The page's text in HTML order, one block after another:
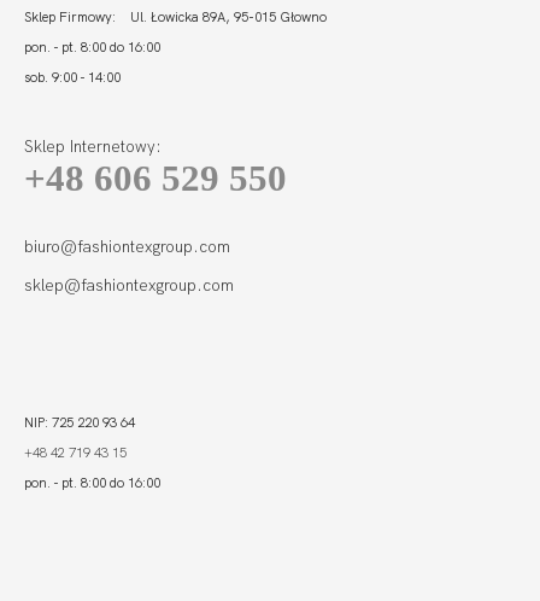
BEACH FIGI
Sklep Firmowy: Ul. Łowicka 89A, 95-015 Głowno
pon. - pt. 8:00 do 16:00
sob. 9:00 - 14:00
Sklep Internetowy:
+48 606 529 550
biuro@fashiontexgroup.com
sklep@fashiontexgroup.com
NIP: 725 220 93 64
+48 42 719 43 15
pon. - pt. 8:00 do 16:00